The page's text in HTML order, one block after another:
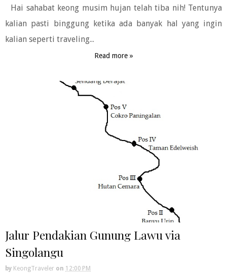
Hai sahabat keong musim hujan telah tiba nih! Tentunya
kalian pasti binggung ketika ada banyak hal yang ingin
kalian seperti traveling...
Read more »
Jalur Pendakian Gunung Lawu via
Singolangu
by KeongTraveler on 12:00 PM